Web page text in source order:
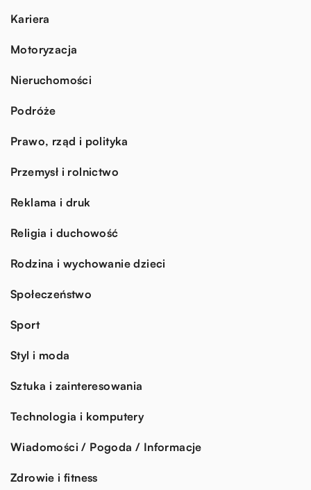
Kariera
Motoryzacja
Nieruchomości
Podróże
Prawo, rząd i polityka
Przemysł i rolnictwo
Reklama i druk
Religia i duchowość
Rodzina i wychowanie dzieci
Społeczeństwo
Sport
Styl i moda
Sztuka i zainteresowania
Technologia i komputery
Wiadomości / Pogoda / Informacje
Zdrowie i fitness